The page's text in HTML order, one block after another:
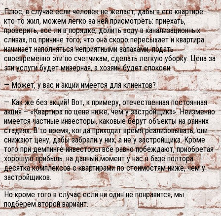
Плюс, в случае если человек не желает, дабы в его квартире
кто-то жил, можем легко за ней присмотреть: приехать,
проверить, все ли в порядке, долить воду в канализационных
сливах, по причине того, что она скоро пересыхает и квартира
начинает наполняться неприятными запахами, подать
своевременно эти по счетчикам, сделать легкую уборку. Цена за
эти услуги будет мизерная, а хозяин будет спокоен.
— Может, у вас и акции имеется для клиентов?
— Как же без акций! Вот, к примеру, отечественная постоянная
акция – «Квартира по цене ниже, чем у застройщика». Неизменно
имеется частные инвесторы, каковые берут объекты на ранних
стадиях. В то время, когда приходит время реализовывать, они
снижают цену, дабы забрали у них, а не у застройщика. Кроме
того при демпинге инвесторы все равно побеждают, приобретая
хорошую прибыль. на данный момент у нас в базе полтора
десятка комплексов с квартирами по стоимостям ниже, чем у
застройщиков.
Но кроме того в случае если ни один не понравится, мы
подберем второй вариант.